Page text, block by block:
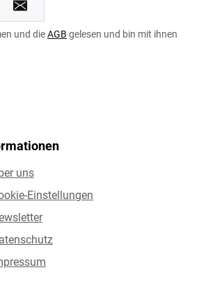
und dieAGB gelesen und bin mit ihnen
uns
Einstellungen